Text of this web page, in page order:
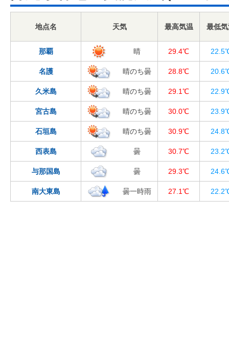
地点名 天気 最高気温 最低
那覇 晴 29.4℃
名護 晴のち曇 28.8℃
久米島 晴のち曇 29.1℃
宮古島 晴のち曇 30.0℃
石垣島 晴のち曇 30.9℃
西表島 曇 30.7℃
与那国島 曇 29.3℃
南大東島 曇一時雨 27.1℃